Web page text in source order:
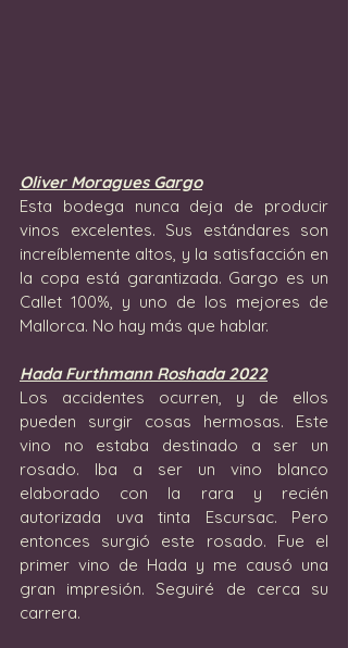
Oliver Moragues Gargo
Esta bodega nunca deja de producir
vinos excelentes. Sus estándares son
increíblemente altos, y la satisfacción en
la copa está garantizada. Gargo es un
Callet 100%, y uno de los mejores de
Mallorca. No hay más que hablar.
Hada Furthmann Roshada 2022
Los accidentes ocurren, y de ellos
pueden surgir cosas hermosas. Este
vino no estaba destinado a ser un
rosado. Iba a ser un vino blanco
elaborado con la rara y recién
autorizada uva tinta Escursac. Pero
entonces surgió este rosado. Fue el
primer vino de Hada y me causó una
gran impresión. Seguiré de cerca su
carrera.